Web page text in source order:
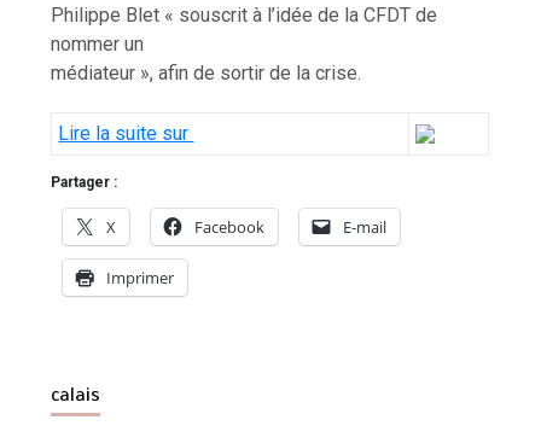
Philippe Blet « souscrit à l’idée de la CFDT de
nommer un
médiateur », afin de sortir de la crise.
Lire la suite sur
Partager :
X Facebook E-mail
Imprimer
calais